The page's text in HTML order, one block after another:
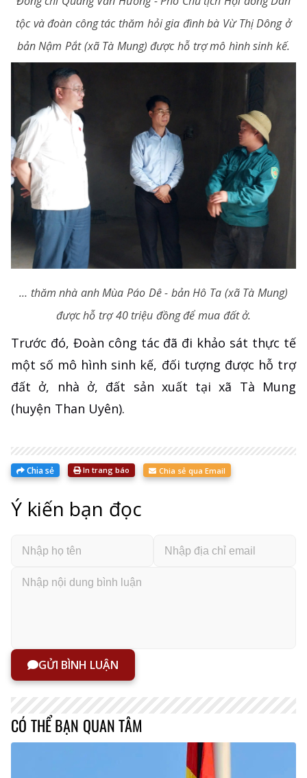
tộc và đoàn công tác thăm hỏi gia đình bà Vừ Thị Dông ở
bản Nậm Pắt (xã Tà Mung) được hỗ trợ mô hình sinh kế.
… thăm nhà anh Mùa Páo Dê - bản Hô Ta (xã Tà Mung)
được hỗ trợ 40 triệu đồng để mua đất ở.
Trước đó, Đoàn công tác đã đi khảo sát thực tế
một số mô hình sinh kế, đối tượng được hỗ trợ
đất ở, nhà ở, đất sản xuất tại xã Tà Mung
(huyện Than Uyên).
Chia sẻ In trang báo Chia sẻ qua Email
Ý kiến bạn đọc
GỬI BÌNH LUẬN
CÓ THỂ BẠN QUAN TÂM